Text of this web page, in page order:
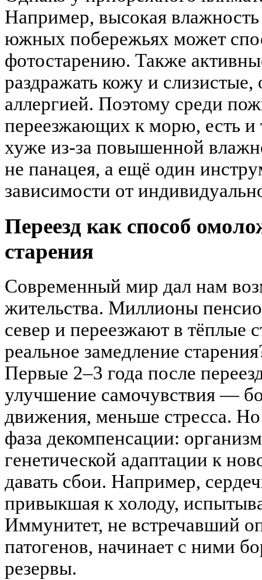
Например, высокая
южных побережьях может
фотостарению. Также
раздражать кожу и
аллергией. Поэтому среди
переезжающих к морю, есть и
хуже из-за повышенной
не панацея, а ещё один
зависимости от
Переезд как способ
старения
Современный мир дал нам
жительства. Миллионы
север и переезжают в тёплые
реальное замедление
Первые 2–3 года после
улучшение самочувствия —
движения, меньше стресса.
фаза декомпенсации:
генетической адаптации к
давать сбои. Например,
привыкшая к холоду,
Иммунитет, не встречавший
патогенов, начинает с ними
резервы.